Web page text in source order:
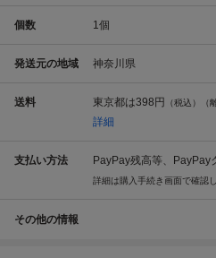
個数 1個
発送元の地域 神奈川県
送料 東京都は398円 （税込）（
詳細
支払い方法 PayPay残高等、PayPay
詳細は購入手続き画面で確認
その他の情報